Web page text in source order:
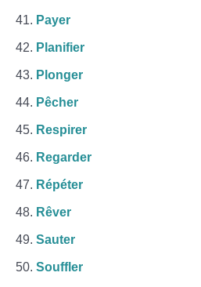
Payer
Planifier
Plonger
Pêcher
Respirer
Regarder
Répéter
Rêver
Sauter
Souffler